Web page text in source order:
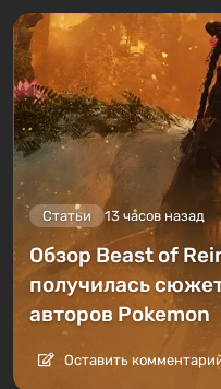
Статьи 13 часов назад
Обзор Beast of
получилась
авторов Pokemon
Оставить